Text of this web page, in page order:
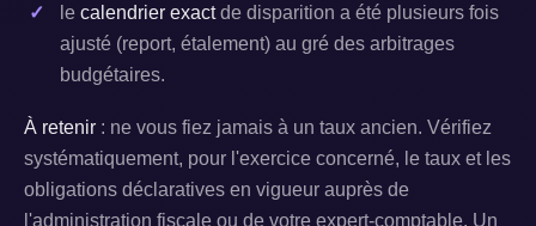
le calendrier exactde disparition a été plusieurs fois
ajusté (report, étalement) au gré des arbitrages
budgétaires.
À retenir : ne vous fiez jamais à un taux ancien. Vérifiez
systématiquement, pour l'exercice concerné, le taux et les
obligations déclaratives en vigueur auprès de
l'administration fiscale ou de votre expert-comptable. Un